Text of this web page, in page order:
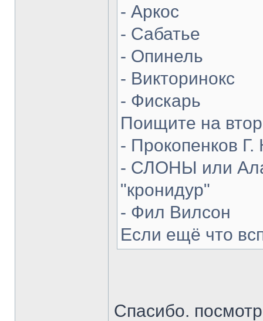
- Аркос
- Сабатье
- Опинель
- Викторинокс
- Фискарь
Поищите на
- Прокопенков Г.
- СЛОНЫ или
"кронидур"
- Фил Вилсон
Если ещё что
Спасибо.